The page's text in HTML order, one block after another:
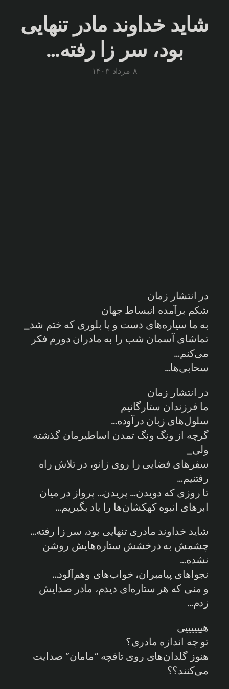
شاید خداوند مادر تنهایی
بود، سر زا رفته…
۸ مرداد ۱۴۰۳
در انتشار زمان
شکم برآمده انبساط جهان
به ما سیاره‌های دست و پا بلوری که ختم شد_
تماشای آسمان شب را به مادران دورم فکر
می‌کنم…
سحابی‌ها…
در انتشار زمان
ما فرزندان ستارگانیم
سلول‌های زبان درآوده…
گرچه از ونگ ونگ تمدن اساطیرمان گذشته
ولی_
سفرهای فضایی را روی زانو، در تلاش راه
رفتنیم…
تا روزی که دویدن… پریدن… پرواز در میان
ابرهای انبوه کهکشان‌ها را یاد بگیریم…
شاید خداوند مادری تنهایی بود، سر زا رفته…
چشمش به درخشش ستاره‌هایش روشن
نشده…
نجواهای پیامبران، خواب‌های وهم‌آلود…
و منی که هر ستاره‌ای دیدم، مادر صدایش
زدم…
هییییییی
تو چه اندازه مادری؟
هنوز گلدان‌های روی تاقچه “مامان” صدایت
می‌کنند؟؟